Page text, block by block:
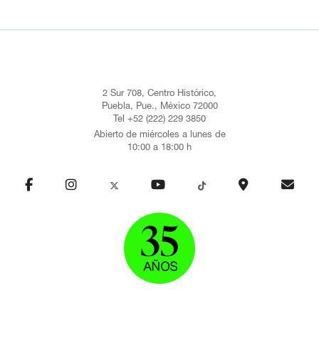
2 Sur 708, Centro Histórico,
Puebla, Pue., México 72000
Tel +52 (222) 229 3850
Abierto de miércoles a lunes de
10:00 a 18:00 h